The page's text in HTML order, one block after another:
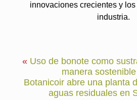
innovaciones crecientes y
industria.
« Uso de bonote como
manera
Botanicoir abre una planta
aguas residuales en